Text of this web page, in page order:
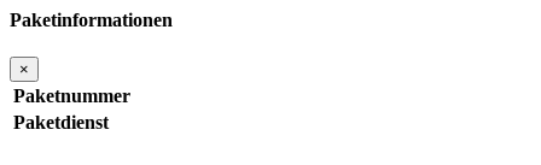
Paketinformationen
×
Paketnummer
Paketdienst